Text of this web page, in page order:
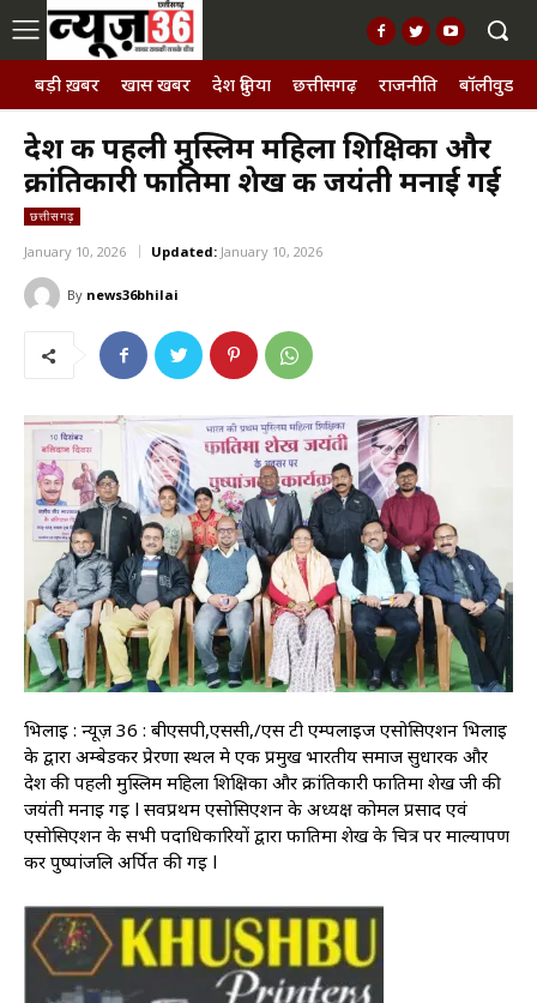
बड़ी ख़बर खास खबर देश दुनिया छत्तीसगढ़ राजनीति बॉलीवुड,
देश की पहली मुस्लिम महिला शिक्षिका और
क्रांतिकारी फातिमा शेख की जयंती मनाई गई
छत्तीसगढ़
January 10, 2026 Updated: January 10, 2026
By news36bhilai
भिलाई : न्यूज़ 36 : बीएसपी,एससी,/एस टी एम्पलाइज एसोसिएशन भिलाई
के द्वारा अम्बेडकर प्रेरणा स्थल मे एक प्रमुख भारतीय समाज सुधारक और
देश की पहली मुस्लिम महिला शिक्षिका और क्रांतिकारी फातिमा शेख जी की
जयंती मनाई गई l सर्वप्रथम एसोसिएशन के अध्यक्ष कोमल प्रसाद एवं
एसोसिएशन के सभी पदाधिकारियों द्वारा फातिमा शेख के चित्र पर माल्यार्पण
कर पुष्पांजलि अर्पित की गई l